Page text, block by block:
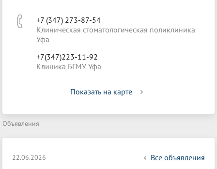
+7 (347) 273-87-54
Клиническая стоматологическая поликлиника
Уфа
+7(347)223-11-92
Клиника БГМУ Уфа
Показать на карте
Объявления
22.06.2026 Все объявления